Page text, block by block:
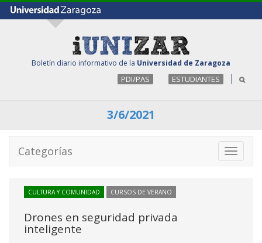
Boletín diario informativo de la Universidad de Zaragoza
PDI/PAS ESTUDIANTES
3/6/2021
Toggle
Categorías
CULTURA Y COMUNIDAD CURSOS DE VERANO
Drones en seguridad privada
inteligente